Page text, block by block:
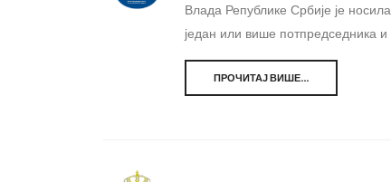
Влада Републике Србије је
један или више потпредседника
ПРОЧИТАЈ ВИШЕ...